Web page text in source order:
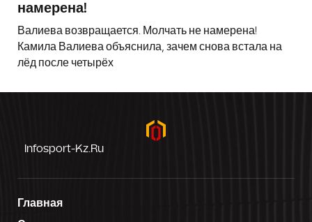
намерена!
Валиева возвращается. Молчать не намерена!
Камила Валиева объяснила, зачем снова встала на
лёд после четырёх
Infosport-Kz.ru
Главная